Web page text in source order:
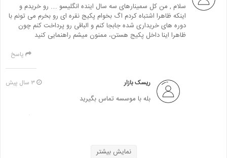
سلام , من کل سمینارهای سه سال اینده انگلیسو …. رو خریدم و
اینکه ظاهرا اشتباه کردم اگ بخوام پکیج نقره ای رو بخرم می تونم با
دوره های خریداری شده جابجا کنم و الباقی رو پرداخت کنم چون
ظاهرا اینا داخل پکیج هستن، ممنون میشم راهنمایی کنید
پاسخ
ریسک بازار
بله با موسسه تماس بگیرید
من سمینارهای قبلی رو دارم، آپشن برای من محسوب نمیشن
نمایش بیشتر